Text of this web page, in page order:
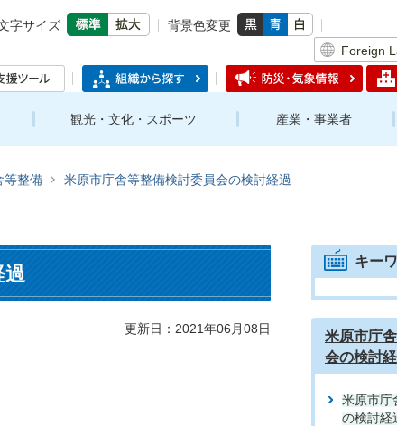
字サイズ
背景色変更
観光・文化・スポーツ 産業・事業者
等整備
米原市庁舎等整備検討委員会の検討経過
過
更新日：2021年06月08日
キー
米原市庁
会の検討
米原市庁
の検討経